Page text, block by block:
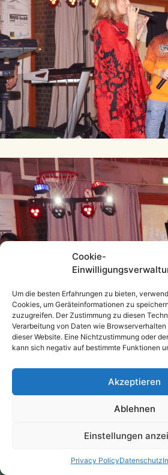
Cookie-
Um die besten Erfahrungen zu bieten,
Cookies, um Geräteinformationen zu
zuzugreifen. Der Zustimmung zu diesen
Verarbeitung von Daten wie
dieser Website. Eine Nichtzustimmung oder
kann sich negativ auf bestimmte Funktionen
Akzeptieren
Ablehnen
Einstellungen
Privacy PolicyDatenschutz